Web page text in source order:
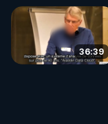
36:39